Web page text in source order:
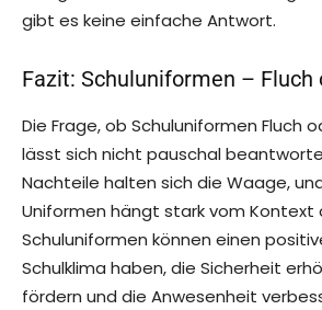
gibt es keine einfache Antwort.
Fazit: Schuluniformen – Fluch
Die Frage, ob Schuluniformen Fluch
lässt sich nicht pauschal
Nachteile halten sich die Waage,
Uniformen hängt stark vom Kontext
Schuluniformen können einen
Schulklima haben, die Sicherheit
fördern und die Anwesenheit